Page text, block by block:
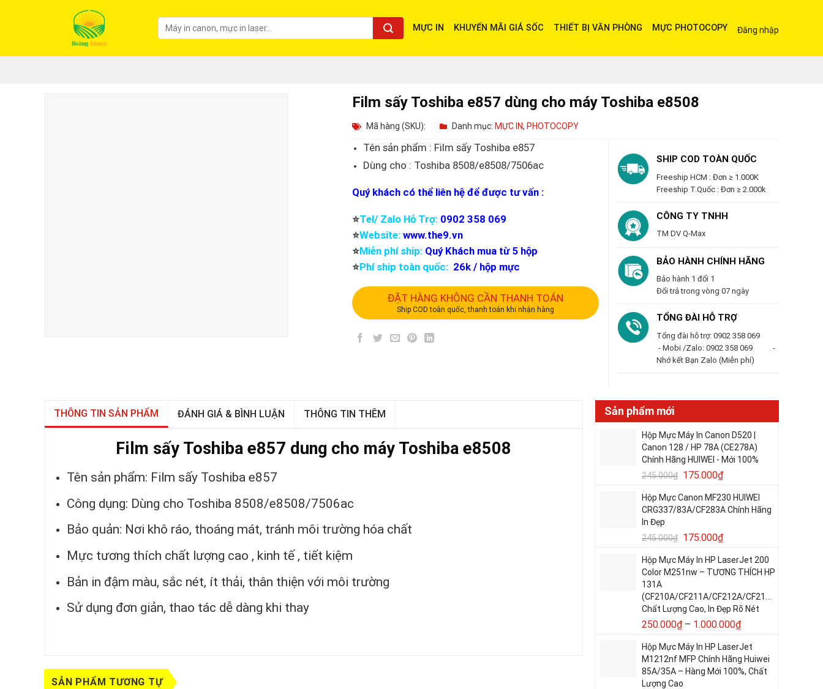
MỰC IN KHUYẾN MÃI GIÁ SỐC THIẾT BỊ VĂN PHÒNG MỰC PHOTOCOPY Đăng nhập
Film sấy Toshiba e857 dùng cho máy Toshiba e8508
Mã hàng (SKU): Danh mục: MỰC IN, PHOTOCOPY
Tên sản phẩm : Film sấy Toshiba e857
Dùng cho : Toshiba 8508/e8508/7506ac
Quý khách có thể liên hệ để được tư vấn :
⭐️Tel/ Zalo Hỗ Trợ: 0902 358 069
⭐️Website: www.the9.vn
⭐️Miễn phí ship: Quý Khách mua từ 5 hộp
⭐️Phí ship toàn quốc: 26k / hộp mực
ĐẶT HÀNG KHÔNG CẦN THANH TOÁN
Ship COD toàn quốc, thanh toán khi nhận hàng
SHIP COD TOÀN QUỐC
Freeship HCM : Đơn ≥ 1.000K
Freeship T.Quốc : Đơn ≥ 2.000k
CÔNG TY TNHH
TM DV Q-Max
BẢO HÀNH CHÍNH HÃNG
Bảo hành 1 đổi 1
Đổi trả trong vòng 07 ngày
TỔNG ĐÀI HỖ TRỢ
Tổng đài hỗ trợ: 0902 358 069
- Mobi /Zalo: 0902 358 069 -
Nhớ kết Bạn Zalo (Miễn phí)
THÔNG TIN SẢN PHẨM ĐÁNH GIÁ & BÌNH LUẬN THÔNG TIN THÊM
Film sấy Toshiba e857 dung cho máy Toshiba e8508
Tên sản phẩm: Film sấy Toshiba e857
Công dụng: Dùng cho Toshiba 8508/e8508/7506ac
Bảo quản: Nơi khô ráo, thoáng mát, tránh môi trường hóa chất
Mực tương thích chất lượng cao , kinh tế , tiết kiệm
Bản in đậm màu, sắc nét, ít thải, thân thiện với môi trường
Sử dụng đơn giản, thao tác dễ dàng khi thay
SẢN PHẨM TƯƠNG TỰ
Sản phẩm mới
Hộp Mực Máy In Canon D520 |
Canon 128 / HP 78A (CE278A)
Chính Hãng HUIWEI - Mới 100%
245.000₫ 175.000₫
Hộp Mực Canon MF230 HUIWEI
CRG337/83A/CF283A Chính Hãng
In Đẹp
245.000₫ 175.000₫
Hộp Mực Máy In HP LaserJet 200
Color M251nw – TƯƠNG THÍCH HP
131A
(CF210A/CF211A/CF212A/CF213A)
Chất Lượng Cao, In Đẹp Rõ Nét
250.000₫ – 1.000.000₫
Hộp Mực Máy In HP LaserJet
M1212nf MFP Chính Hãng Huiwei
85A/35A – Hàng Mới 100%, Chất
Lượng Cao